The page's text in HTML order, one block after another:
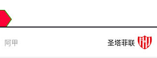
阿甲 圣塔菲联